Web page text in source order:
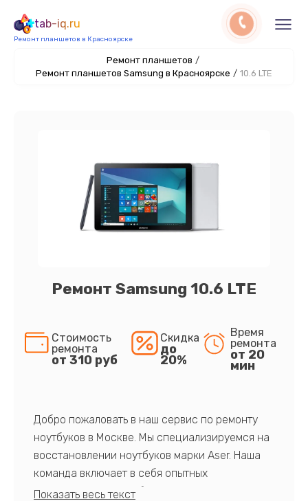
tab-iq.ru
Ремонт планшетов в Красноярске
Ремонт планшетов /
Ремонт планшетов Samsung в Красноярске / 10.6 LTE
Ремонт Samsung 10.6 LTE
Стоимость
ремонта
от 310 руб
Скидка
до
20%
Время
ремонта
от 20
мин
Добро пожаловать в наш сервис по ремонту
ноутбуков в Москве. Мы специализируемся на
восстановлении ноутбуков марки Aser. Наша
команда включает в себя опытных
профессионалов с обширными знаниями и